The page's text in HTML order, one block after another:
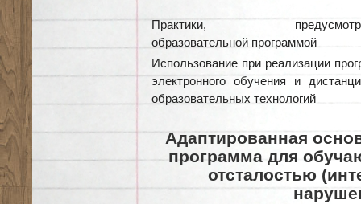
Практики,
образовательной программой
Использование при реализации
электронного обучения и
образовательных технологий
Адаптированная
программа для
отсталостью